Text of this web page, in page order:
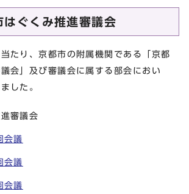
ぐくみ推進審議会
たり、京都市の附属機関である「京都
会」及び審議会に属する部会におい
した。
審議会
会議
会議
会議